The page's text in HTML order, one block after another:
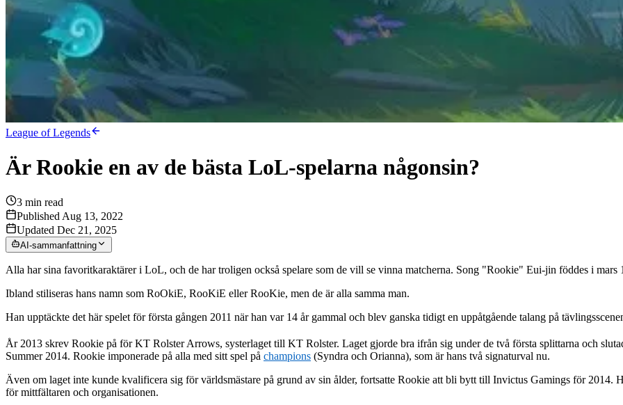
League of Legends
Är Rookie en av de bästa LoL-spelarna någonsin?
3 min read
Published Aug 13, 2022
Updated Dec 21, 2025
AI-sammanfattning
Alla har sina favoritkaraktärer i LoL, och de har troligen också spelare som de vill se vinna matcherna. Song "Rookie" Eui-jin föddes i
Ibland stiliseras hans namn som RoOkiE, RooKiE eller RooKie, men de är alla samma man.
Han upptäckte det här spelet för första gången 2011 när han var 14 år gammal och blev ganska tidigt en uppåtgående talang på
År 2013 skrev Rookie på för KT Rolster Arrows, systerlaget till KT Rolster. Laget gjorde bra ifrån sig under de två första splittarna och
Summer 2014. Rookie imponerade på alla med sitt spel på champions (Syndra och Orianna), som är hans två signaturval nu.
Även om laget inte kunde kvalificera sig för världsmästare på grund av sin ålder, fortsatte Rookie att bli bytt till Invictus Gamings för 2014.
för mittfältaren och organisationen.